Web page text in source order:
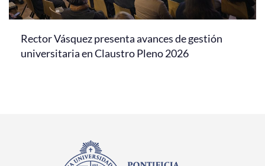
Rector Vásquez presenta avances de gestión
universitaria en Claustro Pleno 2026